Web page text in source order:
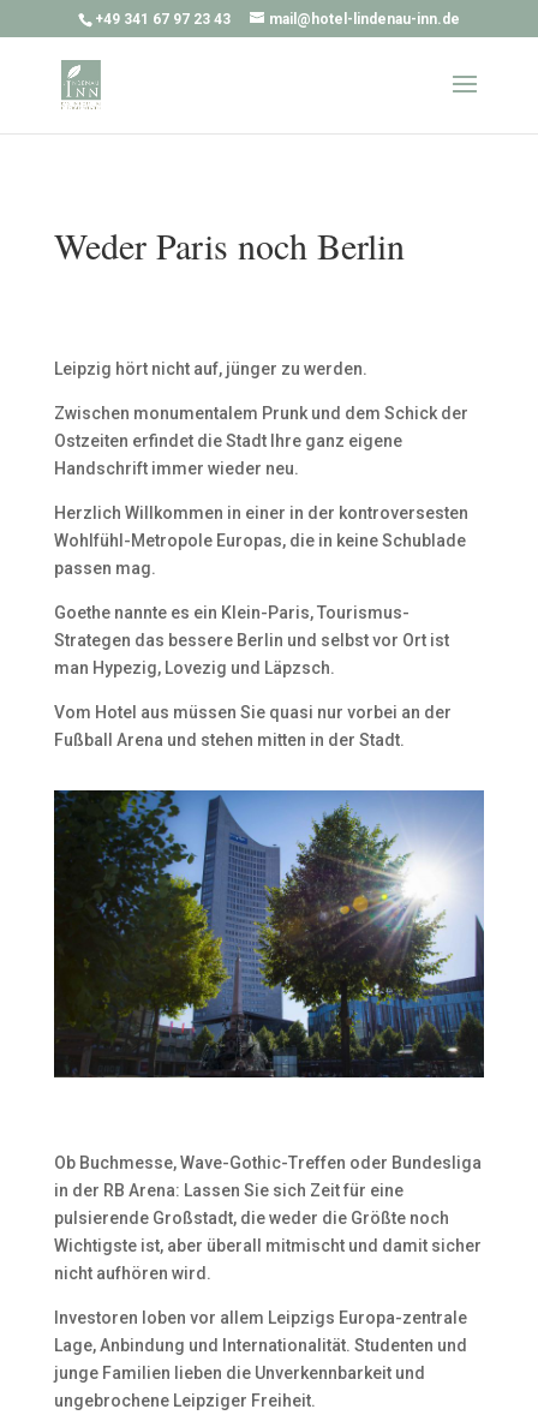
+49 341 67 97 23 43 mail@hotel-lindenau-inn.de
Weder Paris noch Berlin
Leipzig hört nicht auf, jünger zu werden.
Zwischen monumentalem Prunk und dem Schick der
Ostzeiten erfindet die Stadt Ihre ganz eigene
Handschrift immer wieder neu.
Herzlich Willkommen in einer in der kontroversesten
Wohlfühl-Metropole Europas, die in keine Schublade
passen mag.
Goethe nannte es ein Klein-Paris, Tourismus-
Strategen das bessere Berlin und selbst vor Ort ist
man Hypezig, Lovezig und Läpzsch.
Vom Hotel aus müssen Sie quasi nur vorbei an der
Fußball Arena und stehen mitten in der Stadt.
Ob Buchmesse, Wave-Gothic-Treffen oder Bundesliga
in der RB Arena: Lassen Sie sich Zeit für eine
pulsierende Großstadt, die weder die Größte noch
Wichtigste ist, aber überall mitmischt und damit sicher
nicht aufhören wird.
Investoren loben vor allem Leipzigs Europa-zentrale
Lage, Anbindung und Internationalität. Studenten und
junge Familien lieben die Unverkennbarkeit und
ungebrochene Leipziger Freiheit.